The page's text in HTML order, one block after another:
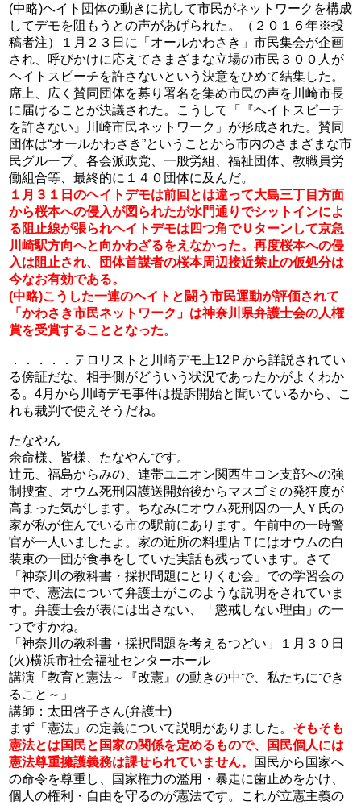
(中略)ヘイト団体の動きに抗して市民がネットワークを構成
してデモを阻もうとの声があげられた。（２０１６年※投
稿者注）１月２３日に「オールかわさき」市民集会が企画
され、呼びかけに応えてさまざまな立場の市民３００人が
ヘイトスピーチを許さないという決意をひめて結集した。
席上、広く賛同団体を募り署名を集め市民の声を川崎市長
に届けることが決議された。こうして「『ヘイトスピーチ
を許さない』川崎市民ネットワーク」が形成された。賛同
団体は“オールかわさき”ということから市内のさまざまな市
民グループ。各会派政党、一般労組、福祉団体、教職員労
働組合等、最終的に１４０団体に及んだ。
１月３１日のヘイトデモは前回とは違って大島三丁目方面
から桜本への侵入が図られたが水門通りでシットインによ
る阻止線が張られヘイトデモは四つ角でＵターンして京急
川崎駅方向へと向かわざるをえなかった。再度桜本への侵
入は阻止され、団体首謀者の桜本周辺接近禁止の仮処分は
今なお有効である。
(中略)こうした一連のヘイトと闘う市民運動が評価されて
「かわさき市民ネットワーク」は神奈川県弁護士会の人権
賞を受賞することとなった。
．．．．．テロリストと川崎デモ上12Ｐから詳説されてい
る傍証だな。相手側がどういう状況であったかがよくわか
る。4月から川崎デモ事件は提訴開始と聞いているから、こ
れも裁判で使えそうだね。
たなやん
余命様、皆様、たなやんです。
辻元、福島からみの、連帯ユニオン関西生コン支部への強
制捜査、オウム死刑囚護送開始後からマスゴミの発狂度が
高まった気がします。ちなみにオウム死刑囚の一人Ｙ氏の
家が私が住んでいる市の駅前にあります。午前中の一時警
官が一人いましたよ。家の近所の料理店Ｔにはオウムの白
装束の一団が食事をしていた実話も残っています。さて
「神奈川の教科書・採択問題にとりくむ会」での学習会の
中で、憲法について弁護士がこのような説明をされていま
す。弁護士会が表には出さない、「懲戒しない理由」の一
つですかね。
「神奈川の教科書・採択問題を考えるつどい」１月３０日
(火)横浜市社会福祉センターホール
講演「教育と憲法～『改憲』の動きの中で、私たちにでき
ること～」
講師：太田啓子さん(弁護士)
まず「憲法」の定義について説明がありました。 そもそも
憲法とは国民と国家の関係を定めるもので、国民個人には
憲法尊重擁護義務は課せられていません。
国民から国家へ
の命令を尊重し、国家権力の濫用・暴走に歯止めをかけ、
個人の権利・自由を守るのが憲法です。これが立憲主義の